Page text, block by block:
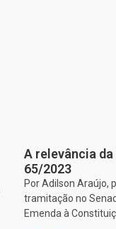
A relevância
65/2023
Por Adilson Araújo,
tramitação no
Emenda à